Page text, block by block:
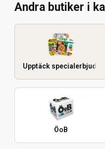
Andra butiker i
Upptäck
ÖoB